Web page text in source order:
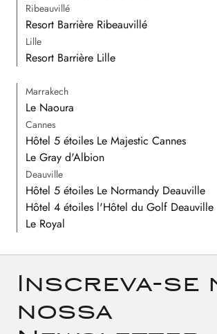
Ribeauvillé
Resort Barrière Ribeauvillé
Lille
Resort Barrière Lille
Marrakech
Le Naoura
Cannes
Hôtel 5 étoiles Le Majestic Cannes
Le Gray d'Albion
Deauville
Hôtel 5 étoiles Le Normandy Deauville
Hôtel 4 étoiles l'Hôtel du Golf Deauville
Le Royal
Inscreva-se
nossa